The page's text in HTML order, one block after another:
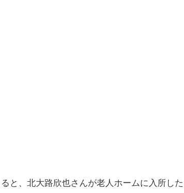
と、北大路欣也さんが老人ホームに入所した